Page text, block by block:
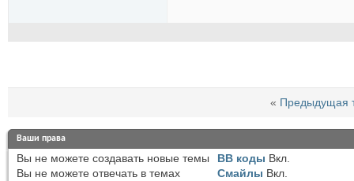
« Предыдущая
Ваши права
Вы не можете создавать новые темы
Вы не можете отвечать в темах
BB коды Вкл.
Смайлы Вкл.